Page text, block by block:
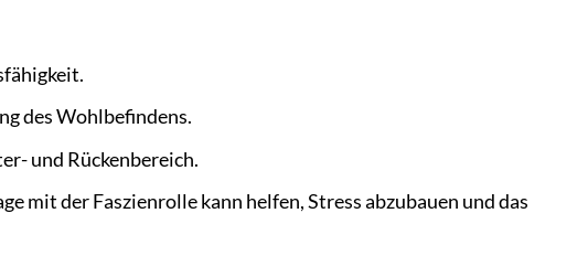
des Wohlbefindens.
und Rückenbereich.
mit der Faszienrolle kann helfen, Stress abzubauen und das